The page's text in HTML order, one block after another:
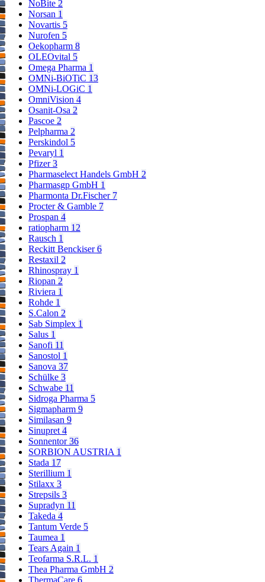
NoBite 2
Norsan 1
Novartis 5
Nurofen 5
Oekopharm 8
OLEOvital 5
Omega Pharma 1
OMNi-BiOTiC 13
OMNi-LOGiC 1
OmniVision 4
Osanit-Osa 2
Pascoe 2
Pelpharma 2
Perskindol 5
Pevaryl 1
Pfizer3
Pharmaselect Handels GmbH 2
Pharmasgp GmbH 1
Pharmonta Dr.Fischer 7
Procter & Gamble 7
Prospan 4
ratiopharm 12
Rausch 1
Reckitt Benckiser6
Restaxil 2
Rhinospray 1
Riopan 2
Riviera 1
Rohde 1
S.Calon 2
Sab Simplex 1
Salus 1
Sanofi 11
Sanostol 1
Sanova 37
Schülke 3
Schwabe 11
Sidroga Pharma 5
Sigmapharm 9
Similasan 9
Sinupret4
Sonnentor36
SORBION AUSTRIA 1
Stada 17
Sterillium 1
Stilaxx 3
Strepsils 3
Supradyn 11
Takeda 4
Tantum Verde 5
Taumea 1
Tears Again 1
Teofarma S.R.L. 1
Thea Pharma GmbH 2